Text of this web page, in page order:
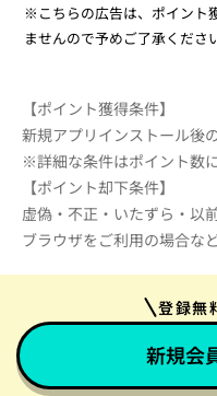
※こちらの広告は、ポイント
ませんので予めご了承くださ
【ポイント獲得条件】
新規アプリインストール後
※詳細な条件はポイント数
【ポイント却下条件】
虚偽・不正・いたずら・以
ブラウザをご利用の場合な
登録無
新規会